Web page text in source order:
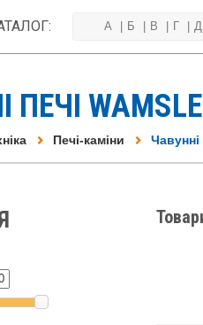
А Б В Г Д
Печі-каміни Чавунні